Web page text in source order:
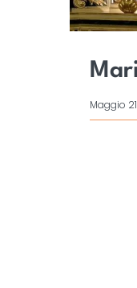
Maggio